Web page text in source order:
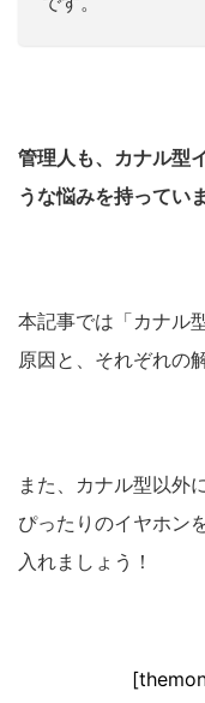
管理人も、カナル型
うな悩みを持ってい
本記事では「カナル
原因と、それぞれの
また、カナル型以外
ぴったりのイヤホン
入れましょう！